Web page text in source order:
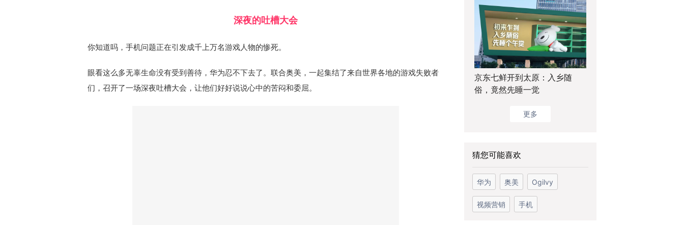
深夜的吐槽大会
你知道吗，手机问题正在引发成千上万名游戏人物的惨死。
眼看这么多无辜生命没有受到善待，华为忍不下去了。联合奥美，一起集结了来自世界各地的游戏失败者
们，召开了一场深夜吐槽大会，让他们好好说说心中的苦闷和委屈。
京东七鲜开到太原：入乡随
俗，竟然先睡一觉
更多
猜您可能喜欢
华为 奥美 Ogilvy
视频营销 手机